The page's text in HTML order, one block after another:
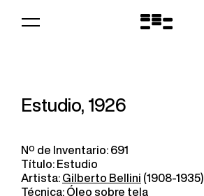
Logo
Estudio, 1926
Nº de Inventario: 691
Título: Estudio
Artista: Gilberto Bellini (1908-1935)
Técnica: Óleo sobre tela